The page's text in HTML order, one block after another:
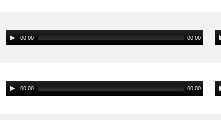
00:00 00:00
00:00 00:00